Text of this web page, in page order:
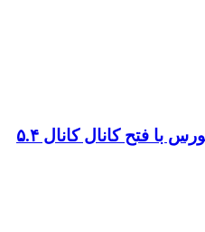
*رکوردشکنی تاریخی بورس با فتح کانال کانال ۵.۴